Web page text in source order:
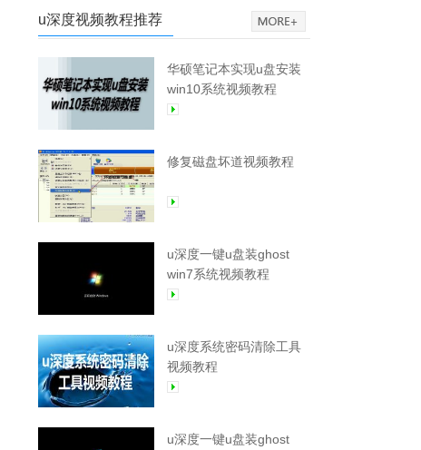
u深度视频教程推荐
华硕笔记本实现u盘安装
win10系统视频教程
修复磁盘坏道视频教程
u深度一键u盘装ghost
win7系统视频教程
u深度系统密码清除工具
视频教程
u深度一键u盘装ghost